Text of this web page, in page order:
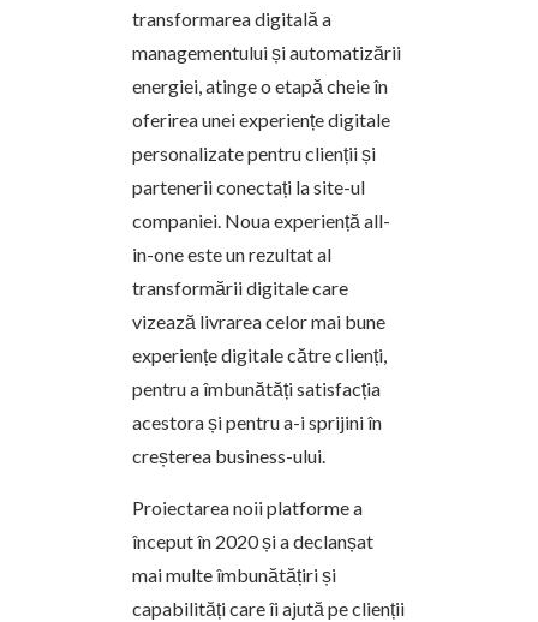
transformarea digitală a
managementului și automatizării
energiei, atinge o etapă cheie în
oferirea unei experiențe digitale
personalizate pentru clienții și
partenerii conectați la site-ul
companiei. Noua experiență all-
in-one este un rezultat al
transformării digitale care
vizează livrarea celor mai bune
experiențe digitale către clienți,
pentru a îmbunătăți satisfacția
acestora și pentru a-i sprijini în
creșterea business-ului.
Proiectarea noii platforme a
început în 2020 și a declanșat
mai multe îmbunătățiri și
capabilități care îi ajută pe clienții